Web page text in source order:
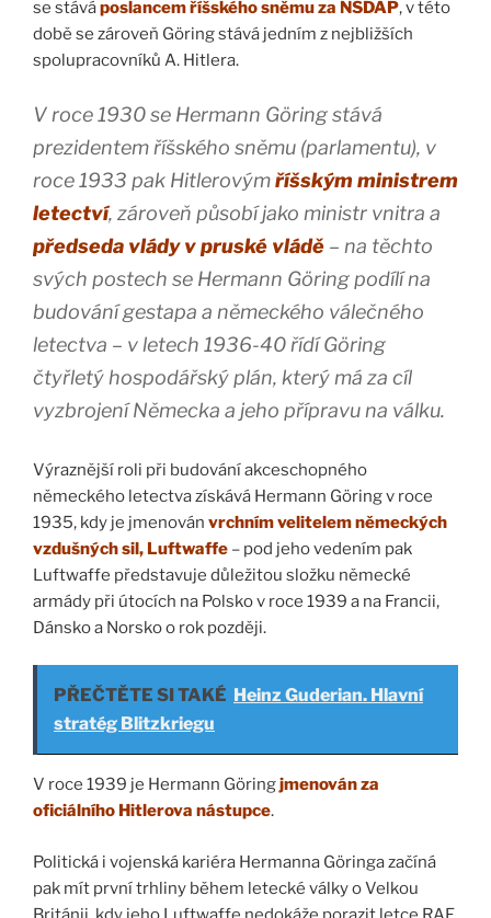
se stáváposlancem říšského sněmuza NSDAP, v této
době se zároveň Göring stává jedním z nejbližších
spolupracovníků A. Hitlera.
V roce 1930 se Hermann Göring stává
prezidentem říšského sněmu (parlamentu), v
roce 1933 pak Hitlerovýmříšským ministrem
letectví, zároveň působí jako ministr vnitra a
předseda vlády v pruské vládě – na těchto
svých postech se Hermann Göring podílí na
budování gestapa a německého válečného
letectva – v letech 1936-40 řídí Göring
čtyřletý hospodářský plán, který má za cíl
vyzbrojení Německa a jeho přípravu na válku.
Výraznější roli při budování akceschopného
německého letectva získává Hermann Göring v roce
1935, kdy je jmenován vrchním velitelem německých
vzdušných sil, Luftwaffe – pod jeho vedením pak
Luftwaffe představuje důležitou složku německé
armády při útocích na Polsko v roce 1939 a na Francii,
Dánsko a Norsko o rok později.
PŘEČTĚTE SI TAKÉ Heinz Guderian. Hlavní
stratég Blitzkriegu
V roce 1939 je Hermann Göringjmenován za
oficiálního Hitlerova nástupce.
Politická i vojenská kariéra Hermanna Göringa začíná
pak mít první trhliny během letecké války o Velkou